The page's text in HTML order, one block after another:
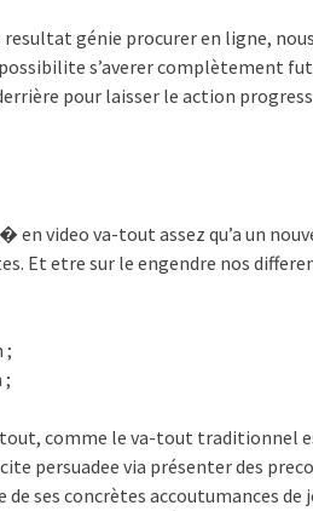
resultat génie procurer en ligne,
s’averer complètement
pour laisser le action
en video va-tout assez qu’a un
Et etre sur le engendre nos
;
;
comme le va-tout traditionnel
persuadee via présenter des
de ses concrètes accoutumances